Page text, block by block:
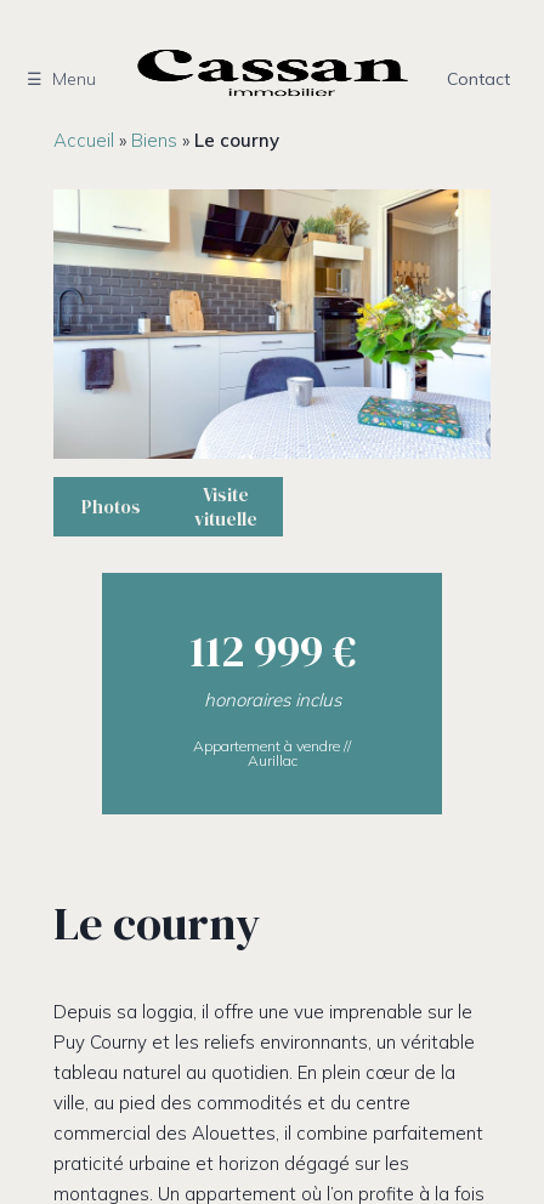
contenuMenu Contact
Accueil » Biens » Le courny
Photos
Visite
vituelle
112 999 €
honoraires inclus
Appartement à vendre //
Aurillac
Le courny
Depuis sa loggia, il offre une vue imprenable sur le
Puy Courny et les reliefs environnants, un véritable
tableau naturel au quotidien. En plein cœur de la
ville, au pied des commodités et du centre
commercial des Alouettes, il combine parfaitement
praticité urbaine et horizon dégagé sur les
montagnes. Un appartement où l’on profite à la fois